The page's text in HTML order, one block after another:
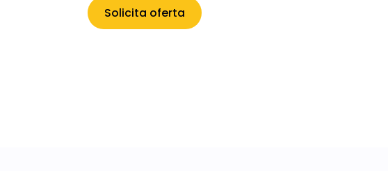
Solicita oferta